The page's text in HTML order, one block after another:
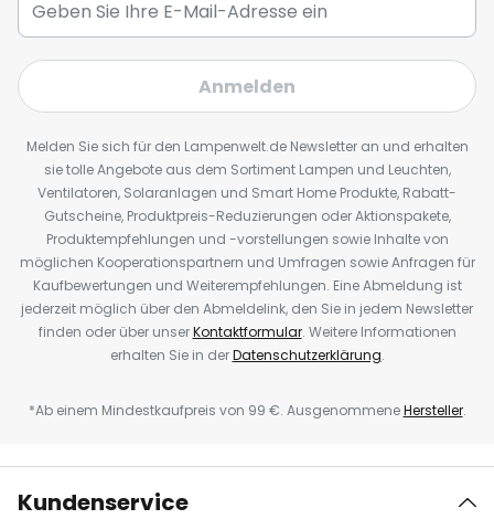
Anmelden
Melden Sie sich für den Lampenwelt.de Newsletter an und erhalten
sie tolle Angebote aus dem Sortiment Lampen und Leuchten,
Ventilatoren, Solaranlagen und Smart Home Produkte, Rabatt-
Gutscheine, Produktpreis-Reduzierungen oder Aktionspakete,
Produktempfehlungen und -vorstellungen sowie Inhalte von
möglichen Kooperationspartnern und Umfragen sowie Anfragen für
Kaufbewertungen und Weiterempfehlungen. Eine Abmeldung ist
jederzeit möglich über den Abmeldelink, den Sie in jedem Newsletter
finden oder über unserKontaktformular. Weitere Informationen
erhalten Sie in derDatenschutzerklärung.
*Ab einem Mindestkaufpreis von 99 €. AusgenommeneHersteller.
Kundenservice